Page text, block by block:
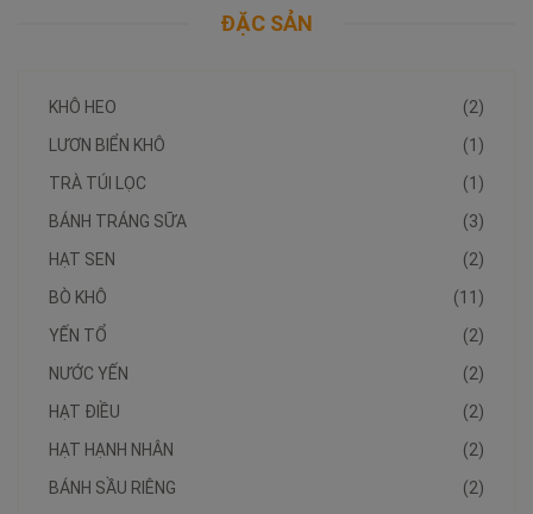
ĐẶC SẢN
(2)
KHÔ HEO
(1)
LƯƠN BIỂN KHÔ
(1)
TRÀ TÚI LỌC
(3)
BÁNH TRÁNG SỮA
(2)
HẠT SEN
(11)
BÒ KHÔ
(2)
YẾN TỔ
(2)
NƯỚC YẾN
(2)
HẠT ĐIỀU
(2)
HẠT HẠNH NHÂN
(2)
BÁNH SẦU RIÊNG